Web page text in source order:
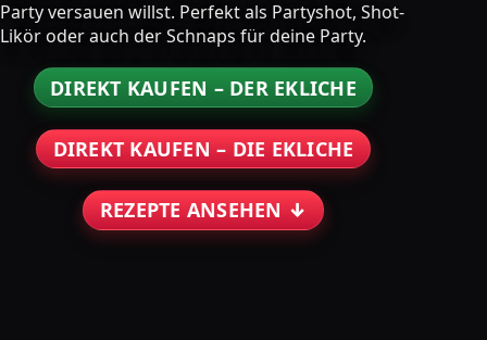
Party versauen willst. Perfekt als Partyshot, Shot-
Likör oder auch der Schnaps für deine Party.
DIREKT KAUFEN – DER EKLICHE
DIREKT KAUFEN – DIE EKLICHE
REZEPTE ANSEHEN ↓